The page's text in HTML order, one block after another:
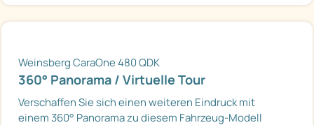
Weinsberg CaraOne 480 QDK
360° Panorama / Virtuelle Tour
Verschaffen Sie sich einen weiteren Eindruck mit
einem 360° Panorama zu diesem Fahrzeug-Modell